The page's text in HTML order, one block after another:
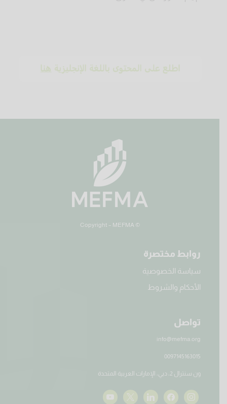
© Copyright – MEFMA
روابط مختصرة
سياسة الخصوصية
الأحكام والشروط
تواصل
info@mefma.org
0097145163015
ون سنترال 2، دبي، الإمارات العربية المتحدة